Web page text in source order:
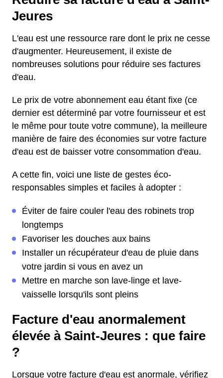
Jeures
L'eau est une ressource rare dont le prix ne cesse
d'augmenter. Heureusement, il existe de
nombreuses solutions pour réduire ses factures
d'eau.
Le prix de votre abonnement eau étant fixe (ce
dernier est déterminé par votre fournisseur et est
le même pour toute votre commune), la meilleure
manière de faire des économies sur votre facture
d'eau est de baisser votre consommation d'eau.
A cette fin, voici une liste de gestes éco-
responsables simples et faciles à adopter :
Éviter de faire couler l'eau des robinets trop
longtemps
Favoriser les douches aux bains
Installer un récupérateur d'eau de pluie dans
votre jardin si vous en avez un
Mettre en marche son lave-linge et lave-
vaisselle lorsqu'ils sont pleins
Facture d'eau anormalement
élevée à Saint-Jeures : que faire
?
Lorsque votre facture d'eau est anormale, vérifiez